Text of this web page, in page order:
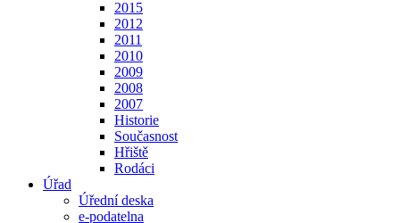
2015
2012
2011
2010
2009
2008
2007
Historie
Současnost
Hřiště
Rodáci
Úřad
Úřední deska
e-podatelna